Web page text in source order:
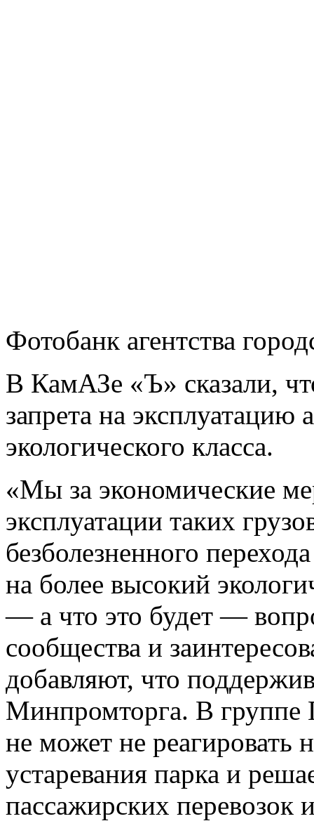
Фотобанк агентства
В КамАЗе «Ъ» сказали,
запрета на эксплуатацию
экологического класса.
«Мы за экономические
эксплуатации таких
безболезненного
на более высокий
— а что это будет —
сообщества и
добавляют, что
Минпромторга. В группе
не может не реагировать
устаревания парка и
пассажирских перевозок